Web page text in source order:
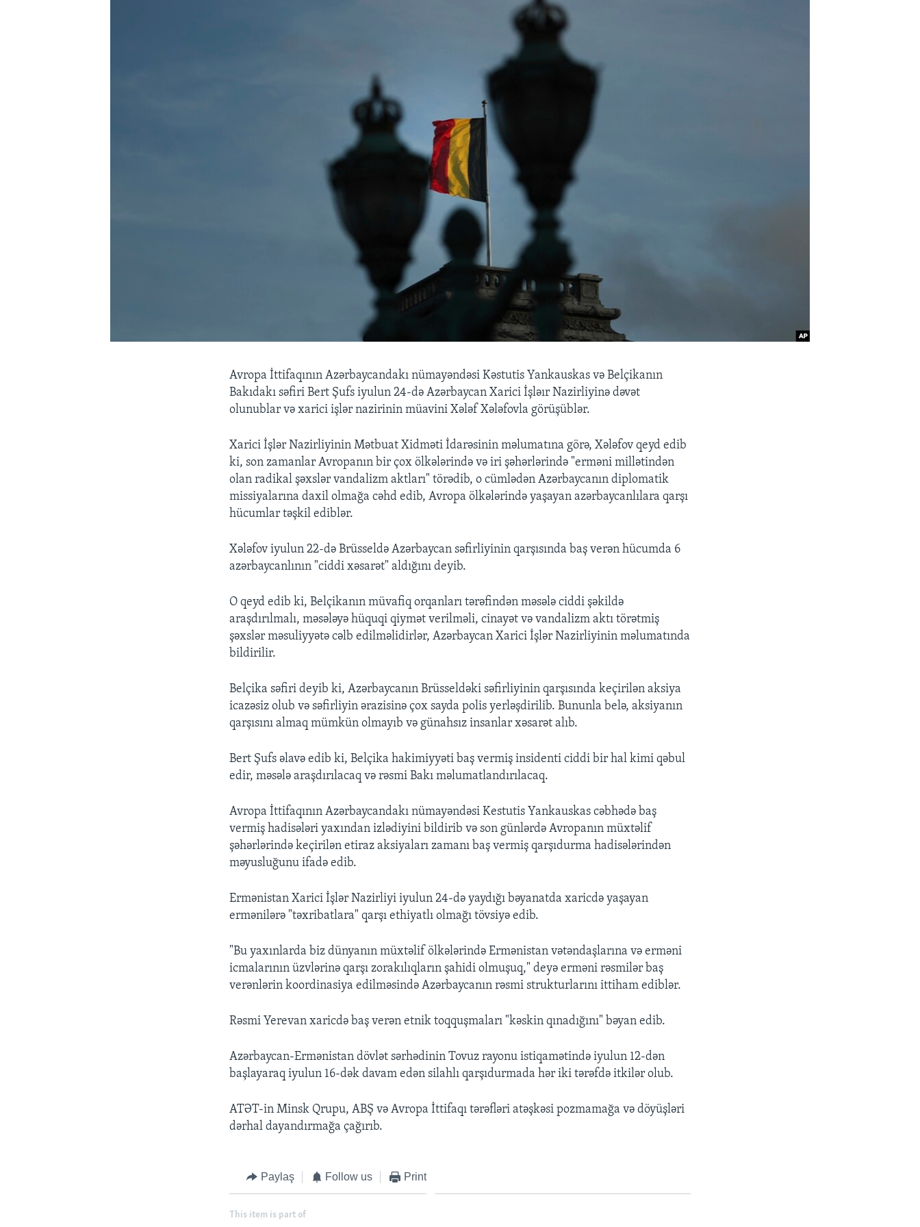
Avropa İttifaqının Azərbaycandakı nümayəndəsi Kəstutis Yankauskas və Belçikanın
Bakıdakı səfiri Bert Şufs iyulun 24-də Azərbaycan Xarici İşləır Nazirliyinə dəvət
olunublar və xarici işlər nazirinin müavini Xələf Xələfovla görüşüblər.
Xarici İşlər Nazirliyinin Mətbuat Xidməti İdarəsinin məlumatına görə, Xələfov qeyd edib
ki, son zamanlar Avropanın bir çox ölkələrində və iri şəhərlərində "erməni millətindən
olan radikal şəxslər vandalizm aktları" törədib, o cümlədən Azərbaycanın diplomatik
missiyalarına daxil olmağa cəhd edib, Avropa ölkələrində yaşayan azərbaycanlılara qarşı
hücumlar təşkil ediblər.
Xələfov iyulun 22-də Brüsseldə Azərbaycan səfirliyinin qarşısında baş verən hücumda 6
azərbaycanlının "ciddi xəsarət" aldığını deyib.
O qeyd edib ki, Belçikanın müvafiq orqanları tərəfindən məsələ ciddi şəkildə
araşdırılmalı, məsələyə hüquqi qiymət verilməli, cinayət və vandalizm aktı törətmiş
şəxslər məsuliyyətə cəlb edilməlidirlər, Azərbaycan Xarici İşlər Nazirliyinin məlumatında
bildirilir.
Belçika səfiri deyib ki, Azərbaycanın Brüsseldəki səfirliyinin qarşısında keçirilən aksiya
icazəsiz olub və səfirliyin ərazisinə çox sayda polis yerləşdirilib. Bununla belə, aksiyanın
qarşısını almaq mümkün olmayıb və günahsız insanlar xəsarət alıb.
Bert Şufs əlavə edib ki, Belçika hakimiyyəti baş vermiş insidenti ciddi bir hal kimi qəbul
edir, məsələ araşdırılacaq və rəsmi Bakı məlumatlandırılacaq.
Avropa İttifaqının Azərbaycandakı nümayəndəsi Kestutis Yankauskas cəbhədə baş
vermiş hadisələri yaxından izlədiyini bildirib və son günlərdə Avropanın müxtəlif
şəhərlərində keçirilən etiraz aksiyaları zamanı baş vermiş qarşıdurma hadisələrindən
məyusluğunu ifadə edib.
Ermənistan Xarici İşlər Nazirliyi iyulun 24-də yaydığı bəyanatda xaricdə yaşayan
ermənilərə "təxribatlara" qarşı ethiyatlı olmağı tövsiyə edib.
"Bu yaxınlarda biz dünyanın müxtəlif ölkələrində Ermənistan vətəndaşlarına və erməni
icmalarının üzvlərinə qarşı zorakılıqların şahidi olmuşuq," deyə erməni rəsmilər baş
verənlərin koordinasiya edilməsində Azərbaycanın rəsmi strukturlarını ittiham ediblər.
Rəsmi Yerevan xaricdə baş verən etnik toqquşmaları "kəskin qınadığını" bəyan edib.
Azərbaycan-Ermənistan dövlət sərhədinin Tovuz rayonu istiqamətində iyulun 12-dən
başlayaraq iyulun 16-dək davam edən silahlı qarşıdurmada hər iki tərəfdə itkilər olub.
ATƏT-in Minsk Qrupu, ABŞ və Avropa İttifaqı tərəfləri atəşkəsi pozmamağa və döyüşləri
dərhal dayandırmağa çağırıb.
Paylaş Follow us Print
This item is part of